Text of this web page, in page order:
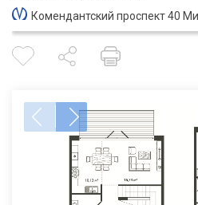
Комендантский проспект 40